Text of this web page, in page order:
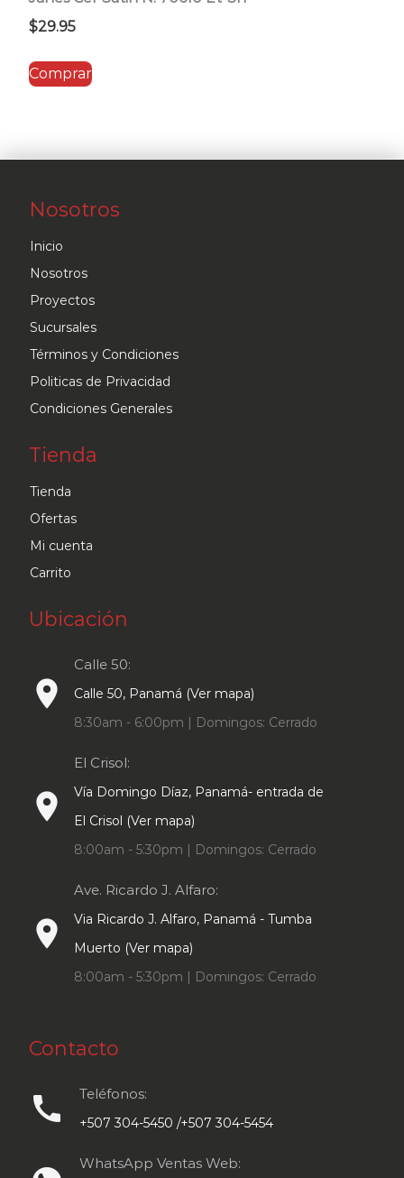
$29.95
Comprar
Nosotros
Inicio
Nosotros
Proyectos
Sucursales
Términos y Condiciones
Politicas de Privacidad
Condiciones Generales
Tienda
Tienda
Ofertas
Mi cuenta
Carrito
Ubicación
place
Calle 50:
Calle 50, Panamá (Ver mapa)
8:30am - 6:00pm | Domingos: Cerrado
place
El Crisol:
Vía Domingo Díaz, Panamá- entrada de
El Crisol (Ver mapa)
8:00am - 5:30pm | Domingos: Cerrado
place
Ave. Ricardo J. Alfaro:
Via Ricardo J. Alfaro, Panamá - Tumba
Muerto (Ver mapa)
8:00am - 5:30pm | Domingos: Cerrado
Contacto
call Teléfonos:
+507 304-5450 /+507 304-5454
WhatsApp Ventas Web: